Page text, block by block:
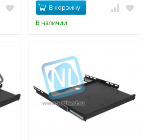
В корзину
В наличии